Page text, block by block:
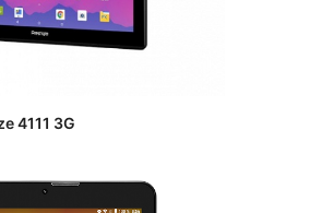
4111 3G